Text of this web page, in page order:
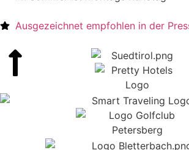
Ausgezeichnet empfohlen in der